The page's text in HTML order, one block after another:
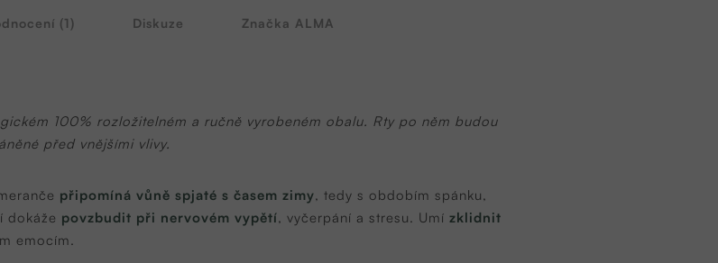
(1) Diskuze Značka ALMA
100% rozložitelném a ručně vyrobeném obalu. Rty po něm budou
před vnějšími vlivy.
připomíná vůně spjaté s časem zimy, tedy s obdobím spánku,
dokáže povzbudit při nervovém vypětí, vyčerpání a stresu. Umí zklidnit
emocím.